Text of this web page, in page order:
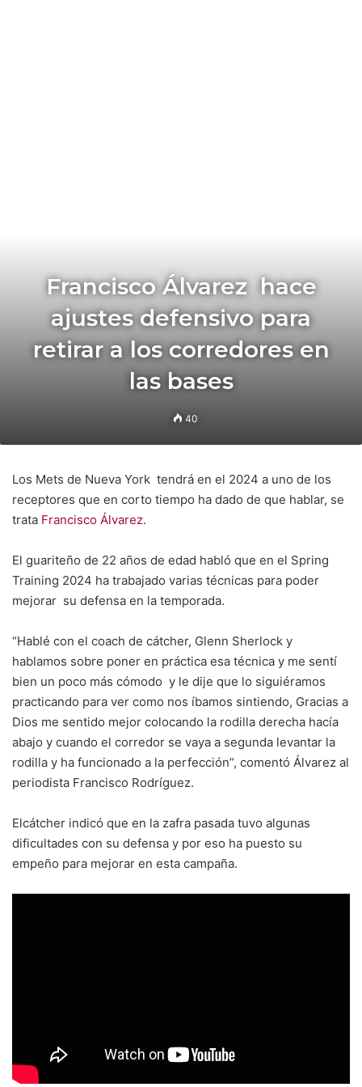
Francisco Álvarez hace
ajustes defensivo para
retirar a los corredores en
las bases
40
Los Mets de Nueva York tendrá en el 2024 a uno de los
receptores que en corto tiempo ha dado de que hablar, se
trata Francisco Álvarez.
El guariteño de 22 años de edad habló que en el Spring
Training 2024 ha trabajado varias técnicas para poder
mejorar su defensa en la temporada.
“Hablé con el coach de cátcher, Glenn Sherlock y
hablamos sobre poner en práctica esa técnica y me sentí
bien un poco más cómodo y le dije que lo siguiéramos
practicando para ver como nos íbamos sintiendo, Gracias a
Dios me sentido mejor colocando la rodilla derecha hacía
abajo y cuando el corredor se vaya a segunda levantar la
rodilla y ha funcionado a la perfección”, comentó Álvarez al
periodista Francisco Rodríguez.
Elcátcher indicó que en la zafra pasada tuvo algunas
dificultades con su defensa y por eso ha puesto su
empeño para mejorar en esta campaña.